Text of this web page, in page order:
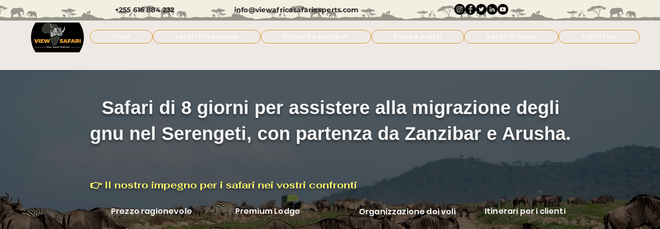
+255 616 884 232 info@viewafricasafariexperts.com
Safari di 8 giorni per assistere alla migrazione degli
gnu nel Serengeti, con partenza da Zanzibar e Arusha.
👉 Il nostro impegno per i safari nei vostri confronti
Prezzo ragionevole Premium Lodge Organizzazione dei voli Itinerari per i clienti